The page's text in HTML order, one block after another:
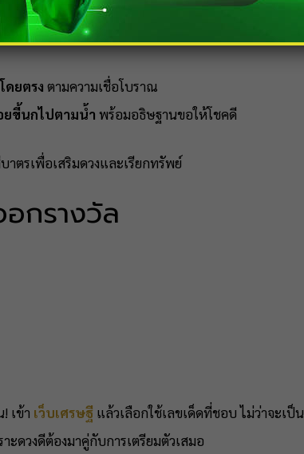
ยตรง ตามความเชื่อโบราณ
ยขี้นกไปตามน้ำ พร้อมอธิษฐานขอให้โชคดี
รเพื่อเสริมดวงและเรียกทรัพย์
กรางวัล
เข้า เว็บเศรษฐีแล้วเลือกใช้เลขเด็ดที่ชอบ ไม่ว่าจะเป็น
าะดวงดีต้องมาคู่กับการเตรียมตัวเสมอ